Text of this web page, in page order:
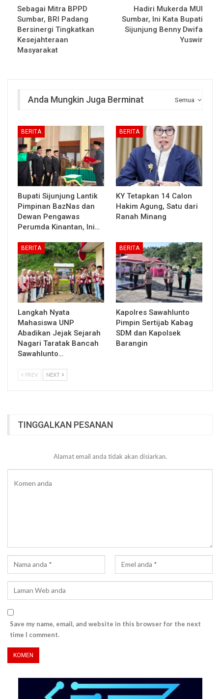
Sebagai Mitra BPPD
Sumbar, BRI Padang
Bersinergi Tingkatkan
Kesejahteraan
Masyarakat
Hadiri Mukerda MUI
Sumbar, Ini Kata Bupati
Sijunjung Benny Dwifa
Yuswir
Semua
Anda Mungkin Juga Berminat
BERITA
Bupati Sijunjung Lantik
Pimpinan BazNas dan
Dewan Pengawas
Perumda Kinantan, Ini…
BERITA
KY Tetapkan 14 Calon
Hakim Agung, Satu dari
Ranah Minang
BERITA
Langkah Nyata
Mahasiswa UNP
Abadikan Jejak Sejarah
Nagari Taratak Bancah
Sawahlunto…
BERITA
Kapolres Sawahlunto
Pimpin Sertijab Kabag
SDM dan Kapolsek
Barangin
PREV NEXT
TINGGALKAN PESANAN
Alamat email anda tidak akan disiarkan.
Save my name, email, and website in this browser for the next
time I comment.